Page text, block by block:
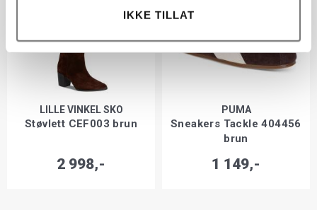
IKKE TILLAT
LILLE VINKEL SKO
Støvlett CEF003 brun
2 998,-
PUMA
Sneakers Tackle 404456
brun
1 149,-